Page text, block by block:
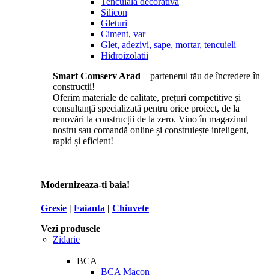
Silicon
Gleturi
Ciment, var
Glet, adezivi, sape, mortar, tencuieli
Hidroizolatii
Smart Comserv Arad – partenerul tău de încredere în
construcții!
Oferim materiale de calitate, prețuri competitive și
consultanță specializată pentru orice proiect, de la
renovări la construcții de la zero. Vino în magazinul
nostru sau comandă online și construiește inteligent,
rapid și eficient!
Modernizeaza-ti baia!
Gresie | Faianta | Chiuvete
Vezi produsele
Zidarie
BCA
BCA Macon